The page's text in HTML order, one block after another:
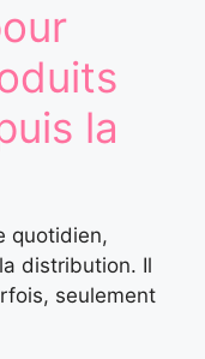
la
quotidien,
distribution. Il
seulement